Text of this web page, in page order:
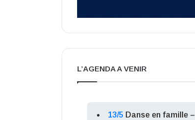
L’AGENDA A VENIR
13/5 Danse en famille –